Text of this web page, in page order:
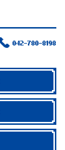
042-780-8198